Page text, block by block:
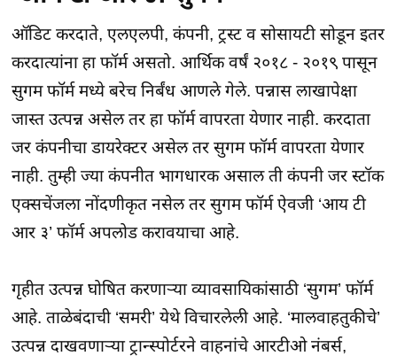
ऑडिट करदाते, एलएलपी, कंपनी, ट्रस्ट व सोसायटी सोडून इतर
करदात्यांना हा फॉर्म असतो. आर्थिक वर्षं २०१८ - २०१९ पासून
सुगम फॉर्म मध्ये बरेच निर्बंध आणले गेले. पन्नास लाखापेक्षा
जास्त उत्पन्न असेल तर हा फॉर्म वापरता येणार नाही. करदाता
जर कंपनीचा डायरेक्टर असेल तर सुगम फॉर्म वापरता येणार
नाही. तुम्ही ज्या कंपनीत भागधारक असाल ती कंपनी जर स्टॉक
एक्सचेंजला नोंदणीकृत नसेल तर सुगम फॉर्म ऐवजी ‘आय टी
आर ३’ फॉर्म अपलोड करावयाचा आहे.
गृहीत उत्पन्न घोषित करणाऱ्या व्यावसायिकांसाठी ‘सुगम’ फॉर्म
आहे. ताळेबंदाची ‘समरी’ येथे विचारलेली आहे. ‘मालवाहतुकीचे’
उत्पन्न दाखवणाऱ्या ट्रान्स्पोर्टरने वाहनांचे आरटीओ नंबर्स,